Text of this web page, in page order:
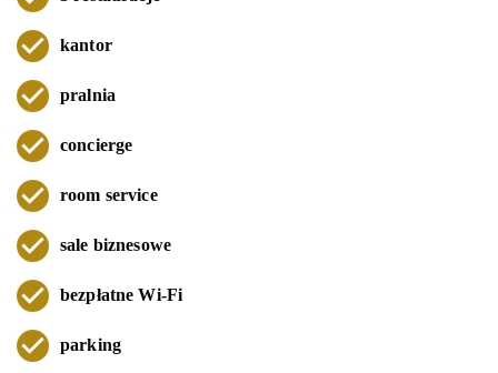
kantor
pralnia
concierge
room service
sale biznesowe
bezpłatne Wi-Fi
parking